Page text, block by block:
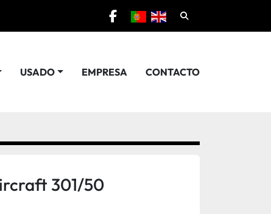
facebook Pesquisar
USADO EMPRESA CONTACTO
301/50